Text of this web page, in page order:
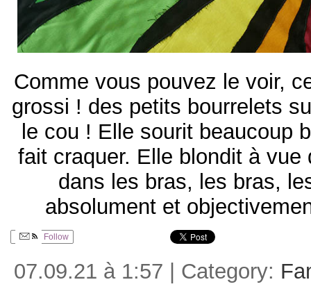
Comme vous pouvez le voir,
grossi ! des petits bourrelets
le cou ! Elle sourit beaucoup
fait craquer. Elle blondit à vue
dans les bras, les bras,
absolument et
Follow
07.09.21 à 1:57 | Category: